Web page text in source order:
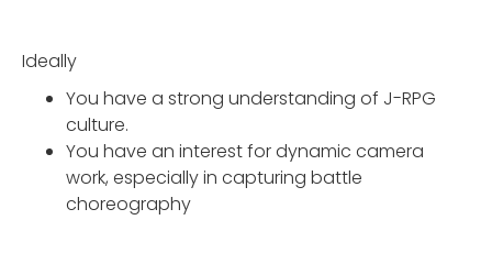
Ideally
You have a strong understanding of J-RPG
culture.
You have an interest for dynamic camera
work, especially in capturing battle
choreography